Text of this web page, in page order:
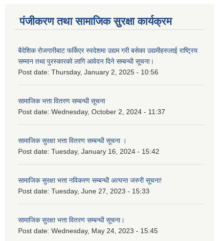
पंजीकरण तथा सामाजिक सुरक्षा कार्यक्रम
बैदेशिक रोजगारीबाट फर्किएर स्वदेशमा उद्यम गरी बसेका उद्यमीहरुलाई राष्‍ट्रिय
सम्मान तथा पुरस्कारको लागि आवेदन दिने सम्बन्धी सूचना।
Post date: Thursday, January 2, 2025 - 10:56
सामाजिक भत्ता वितरण सम्बन्धी सूचना
Post date: Wednesday, October 2, 2024 - 11:37
सामाजिक सुरक्षा भत्ता वितरण सम्बन्धी सूचना ।
Post date: Tuesday, January 16, 2024 - 15:42
सामाजिक सुरक्षा भत्ता नविकरण सम्बन्धी अत्यन्त जरुरी सूचना!
Post date: Tuesday, June 27, 2023 - 15:33
सामाजिक सुरक्षा भत्ता वितरण सम्बन्धी सूचना।
Post date: Wednesday, May 24, 2023 - 15:45